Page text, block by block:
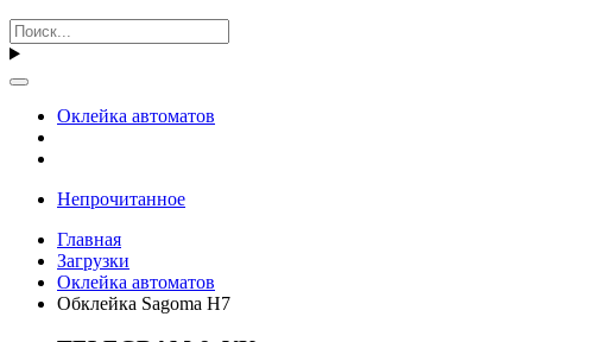
Оклейка автоматов
Непрочитанное
Главная
Загрузки
Оклейка автоматов
Обклейка Sagoma H7